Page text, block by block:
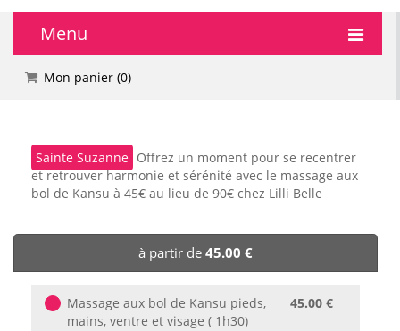
Menu
🔥 DEALS
💅 Beauté
🎈 Événements
Mon panier (0)
Sainte Suzanne Offrez un moment pour se recentrer
et retrouver harmonie et sérénité avec le massage aux
bol de Kansu à 45€ au lieu de 90€ chez Lilli Belle
à partir de 45.00 €
Massage aux bol de Kansu pieds,
mains, ventre et visage ( 1h30)
45.00 €